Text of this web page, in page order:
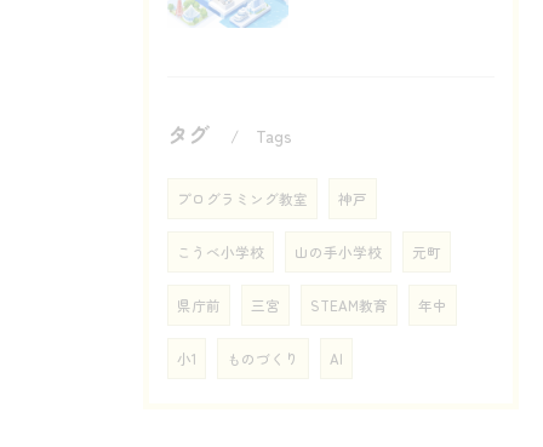
タグ Tags
プログラミング教室 神戸
こうべ小学校 山の手小学校 元町
県庁前 三宮 STEAM教育 年中
小1 ものづくり AI